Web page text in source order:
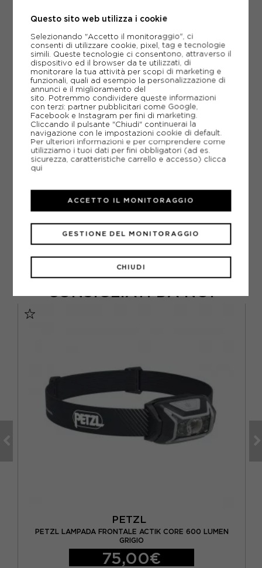
AGGIUNGI AL CARRELLO
AGGIUNGI ALLA LISTA DEI DESIDERI
POTREBBERO INTERESSARTI ANCHE
LAMPADA FRONTALE LED LENSER
LAMPADA FRONTALE
ARTICOLI SPORTIVI LED LENSER
METODI DI PAGAMENTO
PIÙ INFORMAZIONI
SCHEDA TECNICA
GUIDA ALLE TAGLIE
CONSIGLIATI DA NOI
PETZL
PETZL LAMPADA FRONTALE ACTIK CORE 600 LUMEN
GRIGIO
75,00€
Questo sito web utilizza i cookie
Selezionando "Accetto il monitoraggio", ci
consenti di utilizzare cookie, pixel, tag e tecnologie
simili. Queste tecnologie ci consentono, attraverso il
dispositivo ed il browser da te utilizzati, di
monitorare la tua attività per scopi di marketing e
funzionali, quali ad esempio la personalizzazione di
annunci e il miglioramento del
sito. Potremmo condividere queste informazioni
con terzi: partner pubblicitari come Google,
Facebook e Instagram per fini di marketing.
Cliccando il pulsante "Chiudi" continuerai la
navigazione con le impostazioni cookie di default.
Per ulteriori informazioni e per comprendere come
utilizziamo i tuoi dati per fini obbligatori (ad es.
sicurezza, caratteristiche carrello e accesso) clicca
qui
CHIUDI
GESTIONE DEL MONITORAGGIO
ACCETTO IL MONITORAGGIO